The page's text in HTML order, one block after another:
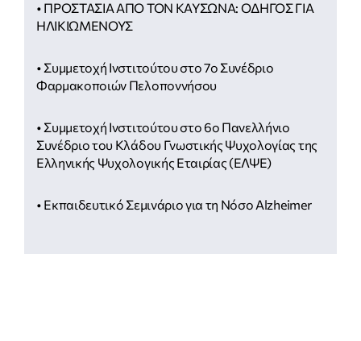
• ΠΡΟΣΤΑΣΙΑ ΑΠΟ ΤΟΝ ΚΑΥΣΩΝΑ: ΟΔΗΓΟΣ ΓΙΑ
ΗΛΙΚΙΩΜΕΝΟΥΣ
• Συμμετοχή Ινστιτούτου στο 7ο Συνέδριο
Φαρμακοποιών Πελοποννήσου
• Συμμετοχή Ινστιτούτου στο 6ο Πανελλήνιο
Συνέδριο του Κλάδου Γνωστικής Ψυχολογίας της
Ελληνικής Ψυχολογικής Εταιρίας (ΕΛΨΕ)
• Εκπαιδευτικό Σεμινάριο για τη Νόσο Alzheimer